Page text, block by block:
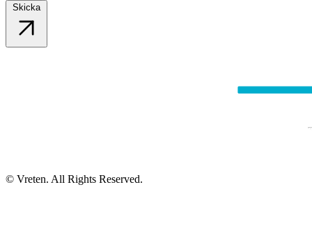
Skicka
© Vreten. All Rights Reserved.